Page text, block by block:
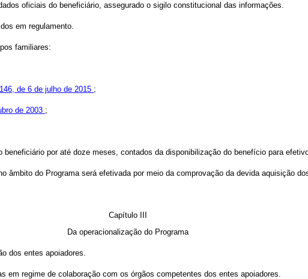
oficiais do beneficiário, assegurado o sigilo constitucional das informações.
em regulamento.
familiares:
de 6 de julho de 2015 ;
de 2003 ;
por até doze meses, contados da disponibilização do benefício para
âmbito do Programa será efetivada por meio da comprovação da devida aquisição
Capítulo III
Da operacionalização do Programa
dos entes apoiadores.
em regime de colaboração com os órgãos competentes dos entes apoiadores.